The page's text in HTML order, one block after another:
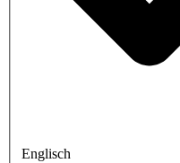
Englisch